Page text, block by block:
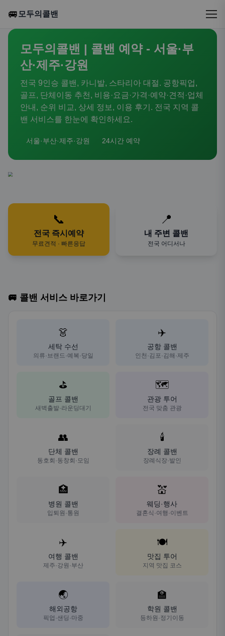
🚐 모두의콜밴
모두의콜밴 | 콜밴 예약 - 서울·부
산·제주·강원
전국 9인승 콜밴, 카니발, 스타리아 대절. 공항픽업,
골프, 단체이동 추천, 비용·요금·가격·예약·견적·업체
안내, 순위 비교, 상세 정보, 이용 후기. 전국 지역 콜
밴 서비스를 한눈에 확인하세요.
서울·부산·제주·강원 24시간 예약
📞
전국 즉시예약
무료견적 · 빠른응답
📍
내 주변 콜밴
전국 어디서나
🚐 콜밴 서비스 바로가기
👗
세탁 수선
의류·브랜드·예복·당일
✈️
공항 콜밴
인천·김포·김해·제주
⛳
골프 콜밴
새벽출발·라운딩대기
🗺️
관광 투어
전국 맞춤 관광
👥
단체 콜밴
동호회·동창회·모임
🕯️
장례 콜밴
장례식장·발인
🏥
병원 콜밴
입퇴원·통원
💒
웨딩·행사
결혼식·여행·이벤트
✈️
여행 콜밴
제주·강원·부산
🍽️
맛집 투어
지역 맛집 코스
🌏
해외공항
픽업·샌딩·마중
🏫
학원 콜밴
등하원·정기이동